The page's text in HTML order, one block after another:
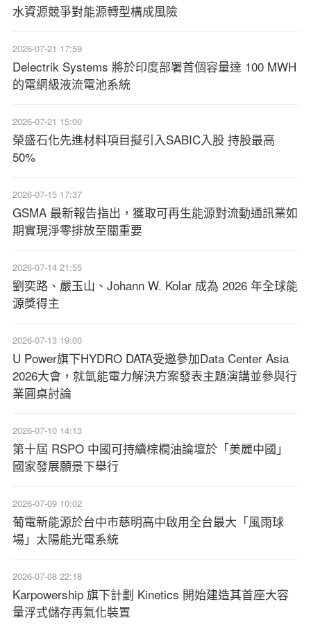
水資源競爭對能源轉型構成風險
2026-07-21 17:59
Delectrik Systems 將於印度部署首個容量達 100 MWH
的電網級液流電池系統
2026-07-21 15:00
榮盛石化先進材料項目擬引入SABIC入股 持股最高
50%
2026-07-15 17:37
GSMA 最新報告指出，獲取可再生能源對流動通訊業如
期實現淨零排放至關重要
2026-07-14 21:55
劉奕路、嚴玉山、Johann W. Kolar 成為 2026 年全球能
源獎得主
2026-07-13 19:00
U Power旗下HYDRO DATA受邀參加Data Center Asia
2026大會，就氫能電力解決方案發表主題演講並參與行
業圓桌討論
2026-07-10 14:13
第十屆 RSPO 中國可持續棕櫚油論壇於「美麗中國」
國家發展願景下舉行
2026-07-09 10:02
葡電新能源於台中市慈明高中啟用全台最大「風雨球
場」太陽能光電系統
2026-07-08 22:18
Karpowership 旗下計劃 Kinetics 開始建造其首座大容
量浮式儲存再氣化裝置